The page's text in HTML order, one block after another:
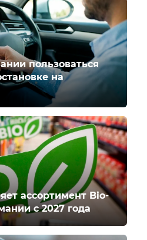
пользоваться
на
ассортимент Bio-
с 2027 года